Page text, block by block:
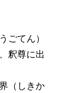
ごてん）
釈尊に出
（しきか